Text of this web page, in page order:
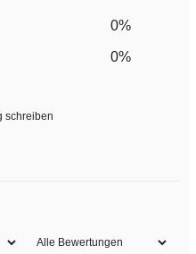
0%
0%
schreiben